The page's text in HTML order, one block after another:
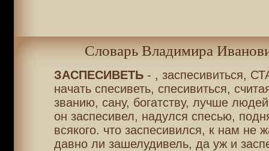
Словарь Владимира
ЗАСПЕСИВЕТЬ- , заспесивиться,
начать спесиветь, спесивиться,
званию, сану, богатству, лучше
он заспесивел, надулся спесью,
всякого. что заспесивился, к нам не
давно ли зашелудивель, да уж и